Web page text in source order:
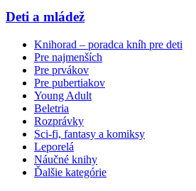
Deti a mládež
Knihorad – poradca kníh pre deti
Pre najmenších
Pre prvákov
Pre pubertiakov
Young Adult
Beletria
Rozprávky
Sci-fi, fantasy a komiksy
Leporelá
Náučné knihy
Ďalšie kategórie